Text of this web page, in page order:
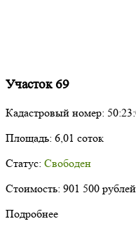
Участок 69
Кадастровый номер:
Площадь: 6,01 соток
Статус: Свободен
Стоимость: 901 500 рублей
Подробнее